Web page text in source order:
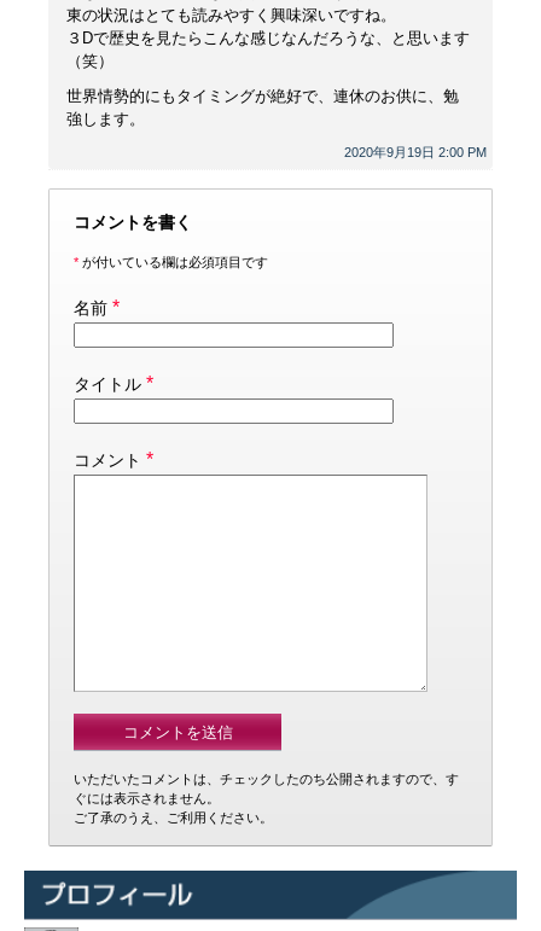
2020年9月19日 2:00 PM
東の状況はとても読みやすく興味深いですね。
３Dで歴史を見たらこんな感じなんだろうな、と思います
（笑）
世界情勢的にもタイミングが絶好で、連休のお供に、勉
強します。
コメントを書く
* が付いている欄は必須項目です
名前 *
タイトル *
コメント *
いただいたコメントは、チェックしたのち公開されますので、す
ぐには表示されません。
ご了承のうえ、ご利用ください。